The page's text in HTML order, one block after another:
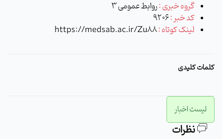
گروه خبری :روابط عمومی 3
کد خبر :9206
لینک کوتاه :https://medsab.ac.ir/Zu88
کلمات کلیدی
لیست اخبار
نظرات